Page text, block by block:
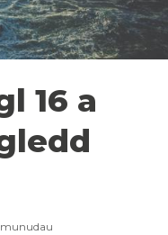
16 a
munudau